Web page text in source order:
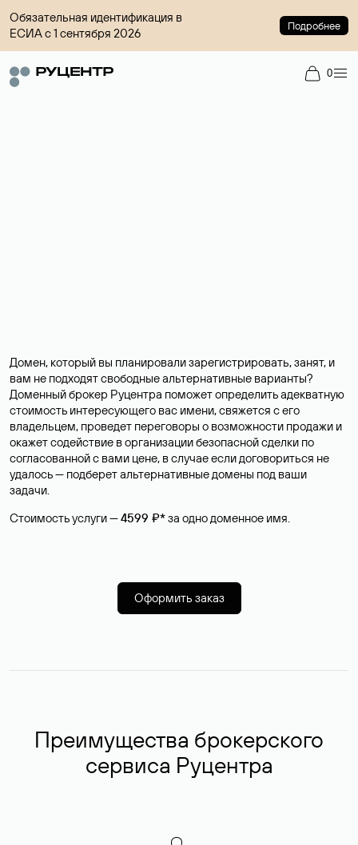
Обязательная идентификация в
ЕСИА с 1 сентября 2026
Подробнее
0
Домен, который вы планировали зарегистрировать, занят, и
вам не подходят свободные альтернативные варианты?
Доменный брокер Руцентра поможет определить адекватную
стоимость интересующего вас имени, свяжется с его
владельцем, проведет переговоры о возможности продажи и
окажет содействие в организации безопасной сделки по
согласованной с вами цене, в случае если договориться не
удалось — подберет альтернативные домены под ваши
задачи.
Стоимость услуги —4599 ₽*за одно доменное имя.
Оформить заказ
Преимущества брокерского
сервиса Руцентра